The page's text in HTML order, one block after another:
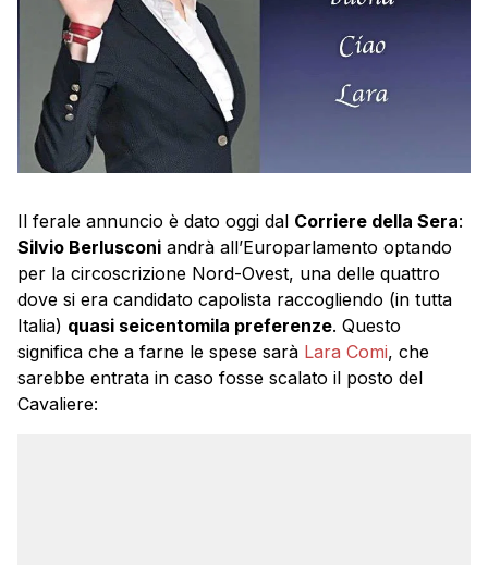
Il ferale annuncio è dato oggi dal Corriere della Sera:
Silvio Berlusconi andrà all’Europarlamento optando
per la circoscrizione Nord-Ovest, una delle quattro
dove si era candidato capolista raccogliendo (in tutta
Italia) quasi seicentomila preferenze. Questo
significa che a farne le spese sarà Lara Comi, che
sarebbe entrata in caso fosse scalato il posto del
Cavaliere: